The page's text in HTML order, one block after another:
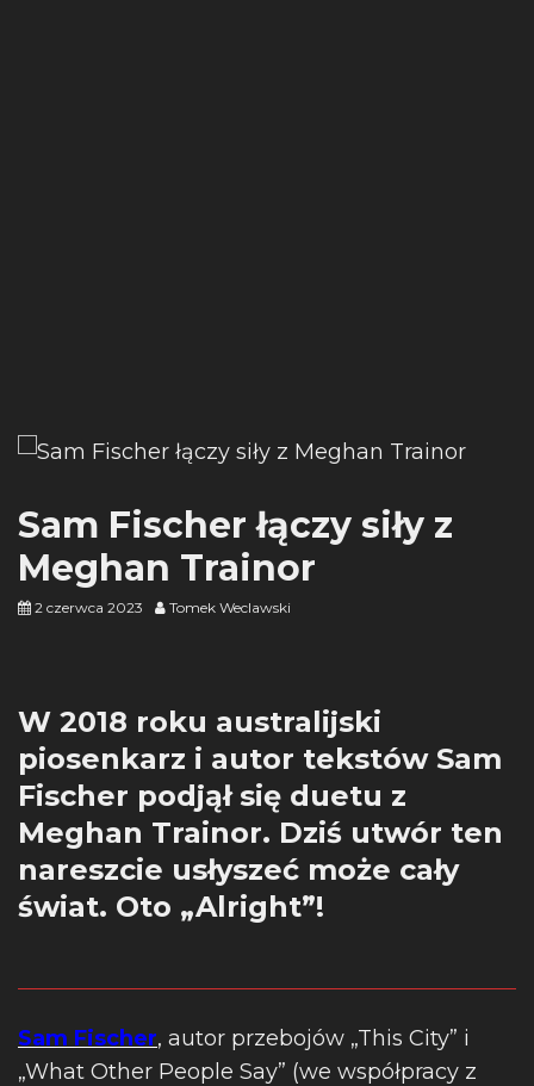
Sam Fischer łączy siły z
Meghan Trainor
2 czerwca 2023 Tomek Weclawski
W 2018 roku australijski
piosenkarz i autor tekstów Sam
Fischer podjął się duetu z
Meghan Trainor. Dziś utwór ten
nareszcie usłyszeć może cały
świat. Oto „Alright”!
Sam Fischer, autor przebojów „This City” i
„What Other People Say” (we współpracy z